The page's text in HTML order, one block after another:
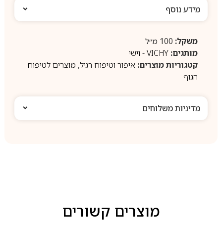
מידע נוסף
משקל:100 מ״ל
מותגים: VICHY - וישי
קטגוריות מוצרים: איפור וטיפוח רגיל, מוצרים לטיפוח
הגוף
מדיניות משלוחים
מוצרים קשורים